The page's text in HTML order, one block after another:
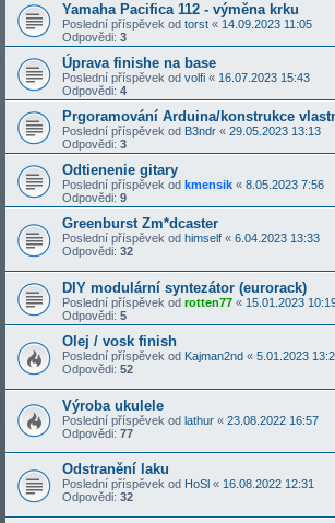
Yamaha Pacifica 112 - výměna krku
Poslední příspěvek od torst « 14.09.2023 11:05
Odpovědi: 3
Úprava finishe na base
Poslední příspěvek od volfi « 16.07.2023 15:43
Odpovědi: 4
Prgoramování Arduina/konstrukce
Poslední příspěvek od B3ndr « 29.05.2023 13:13
Odpovědi: 3
Odtienenie gitary
Poslední příspěvek od kmensik « 8.05.2023 7:56
Odpovědi: 9
Greenburst Zm*dcaster
Poslední příspěvek od himself « 6.04.2023 13:33
Odpovědi: 32
DIY modulární syntezátor (eurorack)
Poslední příspěvek od rotten77 « 15.01.2023
Odpovědi: 5
Olej / vosk finish
Poslední příspěvek od Kajman2nd « 5.01.2023
Odpovědi: 52
Výroba ukulele
Poslední příspěvek od lathur « 23.08.2022 16:57
Odpovědi: 77
Odstranění laku
Poslední příspěvek od HoSl « 16.08.2022 12:31
Odpovědi: 32